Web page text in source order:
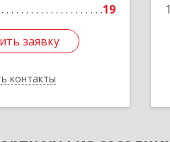
19
заявку
контакты
заявку